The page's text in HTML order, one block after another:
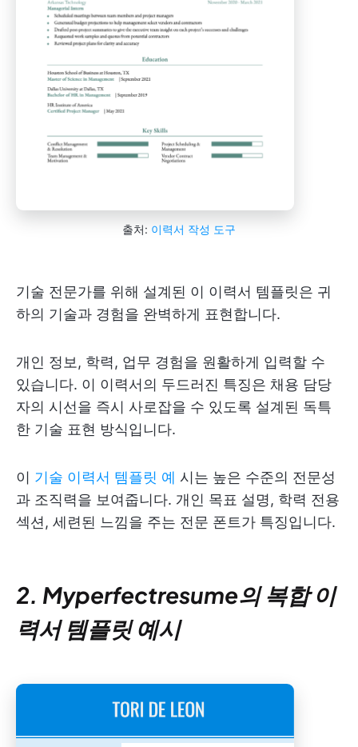
출처: 이력서 작성 도구
기술 전문가를 위해 설계된 이 이력서 템플릿은 귀
하의 기술과 경험을 완벽하게 표현합니다.
개인 정보, 학력, 업무 경험을 원활하게 입력할 수
있습니다. 이 이력서의 두드러진 특징은 채용 담당
자의 시선을 즉시 사로잡을 수 있도록 설계된 독특
한 기술 표현 방식입니다.
이 기술 이력서 템플릿 예 시는 높은 수준의 전문성
과 조직력을 보여줍니다. 개인 목표 설명, 학력 전용
섹션, 세련된 느낌을 주는 전문 폰트가 특징입니다.
2. Myperfectresume의 복합 이
력서 템플릿 예시